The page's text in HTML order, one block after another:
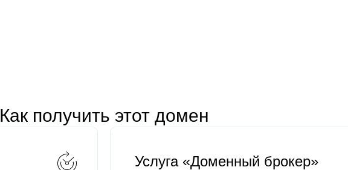
Как получить этот домен
Услуга «Доменный брокер»